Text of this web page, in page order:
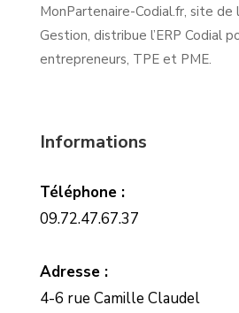
MonPartenaire-Codial.fr, site de
Gestion, distribue l’ERP Codial
entrepreneurs, TPE et PME.
Informations
Téléphone :
09.72.47.67.37
Adresse :
4-6 rue Camille Claudel